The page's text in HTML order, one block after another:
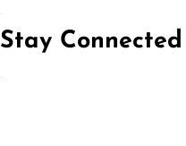
Stay Connected